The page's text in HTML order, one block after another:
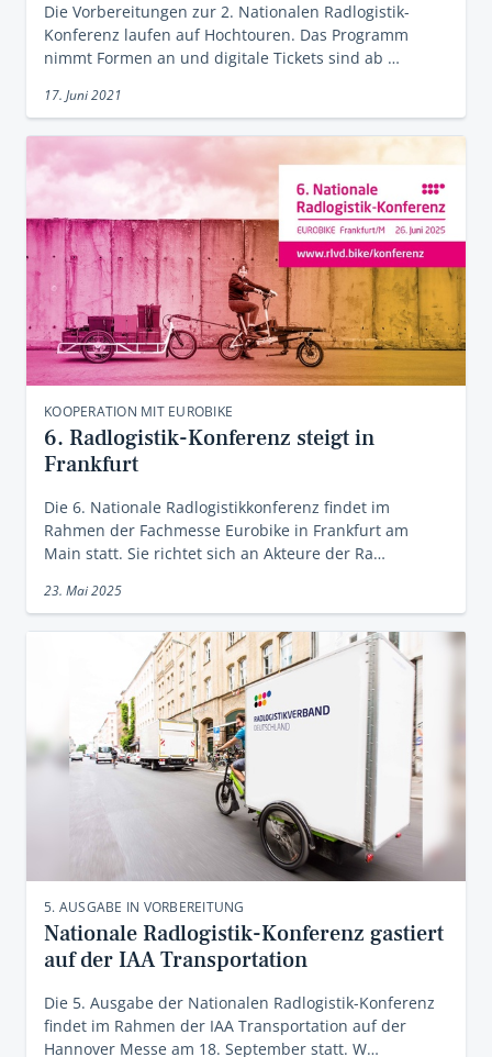
Die Vorbereitungen zur 2. Nationalen Radlogistik-
Konferenz laufen auf Hochtouren. Das Programm
nimmt Formen an und digitale Tickets sind ab …
17. Juni 2021
KOOPERATION MIT EUROBIKE
6. Radlogistik-Konferenz steigt in
Frankfurt
Die 6. Nationale Radlogistikkonferenz findet im
Rahmen der Fachmesse Eurobike in Frankfurt am
Main statt. Sie richtet sich an Akteure der Ra…
23. Mai 2025
5. AUSGABE IN VORBEREITUNG
Nationale Radlogistik-Konferenz gastiert
auf der IAA Transportation
Die 5. Ausgabe der Nationalen Radlogistik-Konferenz
findet im Rahmen der IAA Transportation auf der
Hannover Messe am 18. September statt. W…